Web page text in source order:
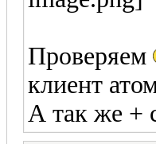
Проверяем
клиент
А так же +